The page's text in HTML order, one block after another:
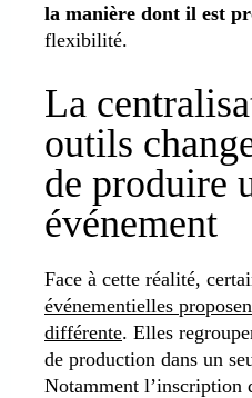
la manière dont il est
flexibilité.
La
outils
de produire
événement
Face à cette réalité,
événementielles
différente. Elles
de production dans un
Notamment l’inscription